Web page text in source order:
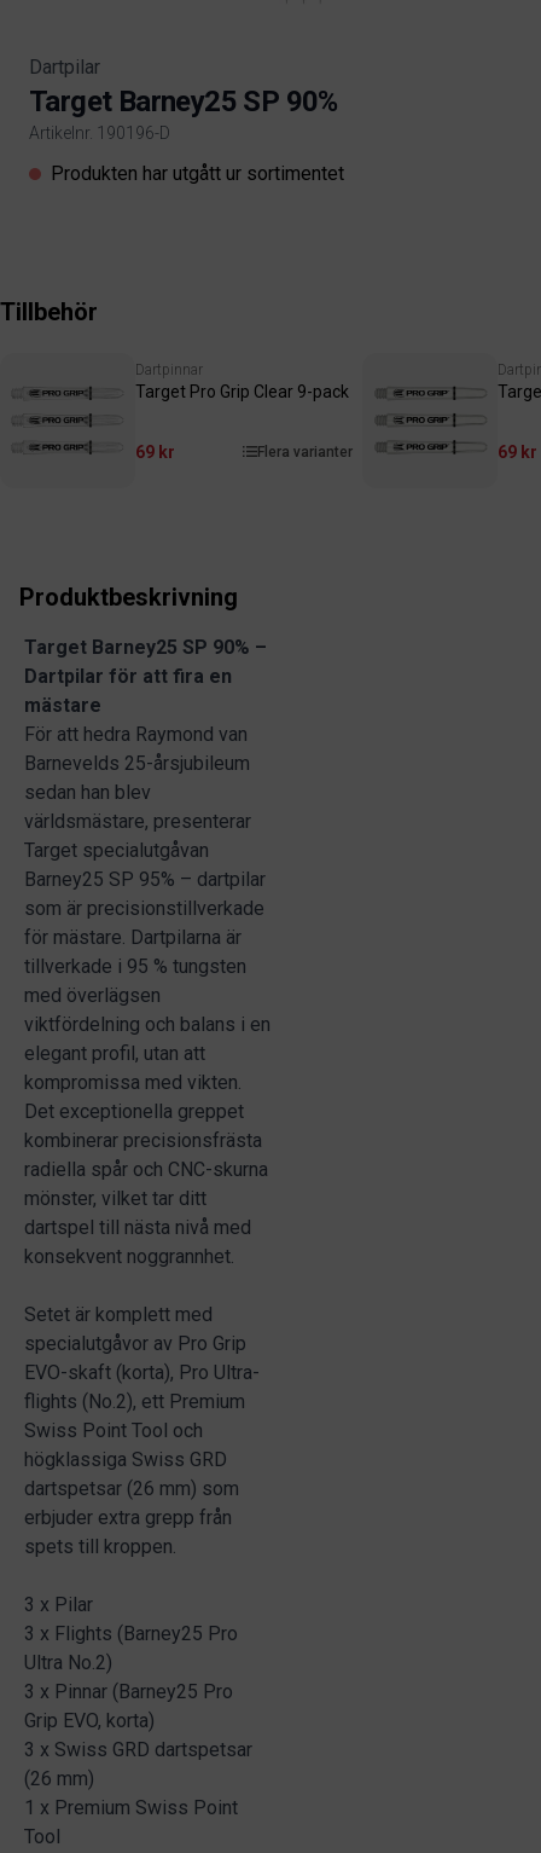
Dartpilar
Target Barney25 SP 90%
Artikelnr. 190196-D
Product information
Produkten har utgått ur sortimentet
Tillbehör
Dartpinnar
Target Pro Grip Clear 9-pack
69 kr Flera varianter 69 kr
Produktbeskrivning
Target Barney25 SP 90% –
Dartpilar för att fira en
mästare
För att hedra Raymond van
Barnevelds 25-årsjubileum
sedan han blev
världsmästare, presenterar
Target specialutgåvan
Barney25 SP 95% – dartpilar
som är precisionstillverkade
för mästare. Dartpilarna är
tillverkade i 95 % tungsten
med överlägsen
viktfördelning och balans i en
elegant profil, utan att
kompromissa med vikten.
Det exceptionella greppet
kombinerar precisionsfrästa
radiella spår och CNC-skurna
mönster, vilket tar ditt
dartspel till nästa nivå med
konsekvent noggrannhet.
Setet är komplett med
specialutgåvor av Pro Grip
EVO-skaft (korta), Pro Ultra-
flights (No.2), ett Premium
Swiss Point Tool och
högklassiga Swiss GRD
dartspetsar (26 mm) som
erbjuder extra grepp från
spets till kroppen.
3 x Pilar
3 x Flights (Barney25 Pro
Ultra No.2)
3 x Pinnar (Barney25 Pro
Grip EVO, korta)
3 x Swiss GRD dartspetsar
(26 mm)
1 x Premium Swiss Point
Tool